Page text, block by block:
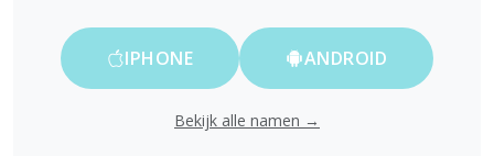
IPHONE ANDROID
Bekijk alle namen →